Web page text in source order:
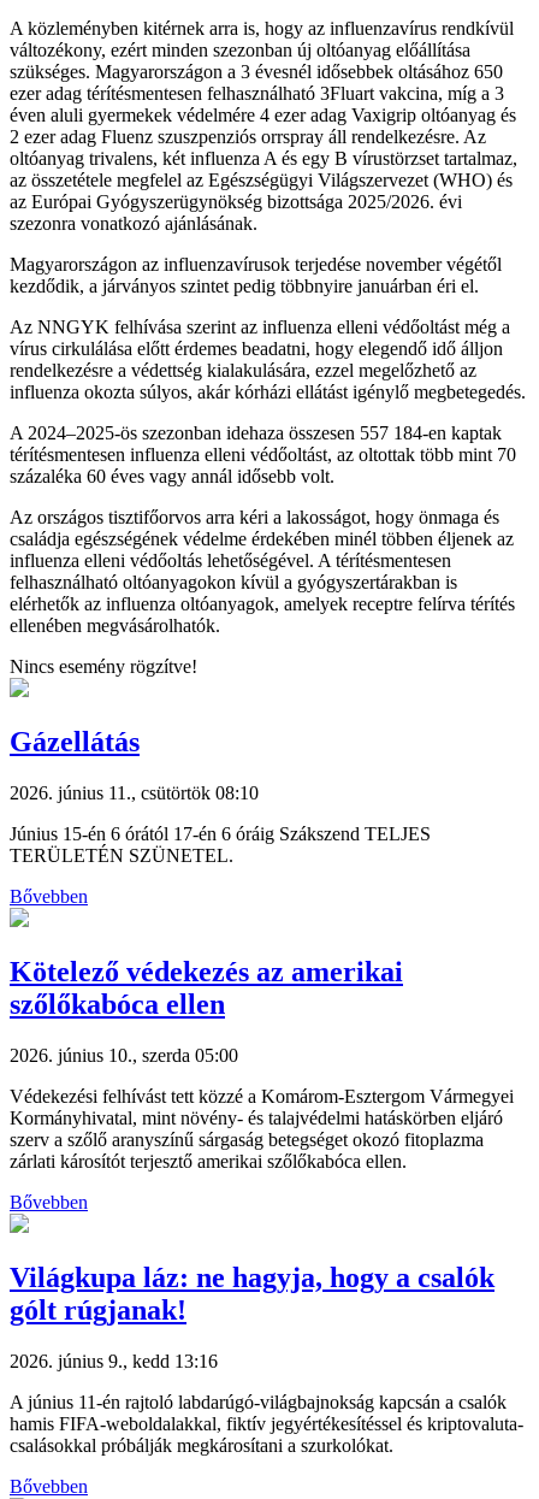
A közleményben kitérnek arra is, hogy az influenzavírus rendkívül
változékony, ezért minden szezonban új oltóanyag előállítása
szükséges. Magyarországon a 3 évesnél idősebbek oltásához 650
ezer adag térítésmentesen felhasználható 3Fluart vakcina, míg a 3
éven aluli gyermekek védelmére 4 ezer adag Vaxigrip oltóanyag és
2 ezer adag Fluenz szuszpenziós orrspray áll rendelkezésre. Az
oltóanyag trivalens, két influenza A és egy B vírustörzset tartalmaz,
az összetétele megfelel az Egészségügyi Világszervezet (WHO) és
az Európai Gyógyszerügynökség bizottsága 2025/2026. évi
szezonra vonatkozó ajánlásának.
Magyarországon az influenzavírusok terjedése november végétől
kezdődik, a járványos szintet pedig többnyire januárban éri el.
Az NNGYK felhívása szerint az influenza elleni védőoltást még a
vírus cirkulálása előtt érdemes beadatni, hogy elegendő idő álljon
rendelkezésre a védettség kialakulására, ezzel megelőzhető az
influenza okozta súlyos, akár kórházi ellátást igénylő megbetegedés.
A 2024–2025-ös szezonban idehaza összesen 557 184-en kaptak
térítésmentesen influenza elleni védőoltást, az oltottak több mint 70
százaléka 60 éves vagy annál idősebb volt.
Az országos tisztifőorvos arra kéri a lakosságot, hogy önmaga és
családja egészségének védelme érdekében minél többen éljenek az
influenza elleni védőoltás lehetőségével. A térítésmentesen
felhasználható oltóanyagokon kívül a gyógyszertárakban is
elérhetők az influenza oltóanyagok, amelyek receptre felírva térítés
ellenében megvásárolhatók.
Nincs esemény rögzítve!
Gázellátás
2026. június 11., csütörtök 08:10
Június 15-én 6 órától 17-én 6 óráig Szákszend TELJES
TERÜLETÉN SZÜNETEL.
Bővebben
Kötelező védekezés az amerikai
szőlőkabóca ellen
2026. június 10., szerda 05:00
Védekezési felhívást tett közzé a Komárom-Esztergom Vármegyei
Kormányhivatal, mint növény- és talajvédelmi hatáskörben eljáró
szerv a szőlő aranyszínű sárgaság betegséget okozó fitoplazma
zárlati károsítót terjesztő amerikai szőlőkabóca ellen.
Bővebben
Világkupa láz: ne hagyja, hogy a csalók
gólt rúgjanak!
2026. június 9., kedd 13:16
A június 11-én rajtoló labdarúgó-világbajnokság kapcsán a csalók
hamis FIFA-weboldalakkal, fiktív jegyértékesítéssel és kriptovaluta-
csalásokkal próbálják megkárosítani a szurkolókat.
Bővebben